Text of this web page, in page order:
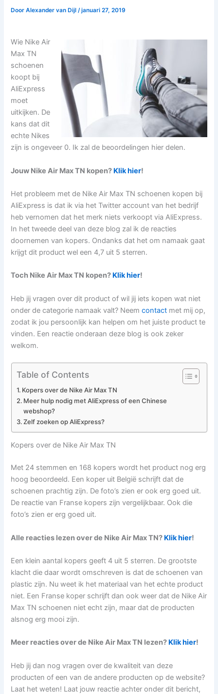
DoorAlexander van Dijl/januari 27, 2019
Wie Nike Air
Max TN
schoenen
koopt bij
AliExpress
moet
uitkijken. De
kans dat dit
echte Nikes
zijn is ongeveer 0. Ik zal de beoordelingen hier delen.
Jouw Nike Air Max TN kopen? Klik hier!
Het probleem met de Nike Air Max TN schoenen kopen bij
AliExpress is dat ik via het Twitter account van het bedrijf
heb vernomen dat het merk niets verkoopt via AliExpress.
In het tweede deel van deze blog zal ik de reacties
doornemen van kopers. Ondanks dat het om namaak gaat
krijgt dit product wel een 4,7 uit 5 sterren.
Toch Nike Air Max TN kopen? Klik hier!
Heb jij vragen over dit product of wil jij iets kopen wat niet
onder de categorie namaak valt? Neemcontact met mij op,
zodat ik jou persoonlijk kan helpen om het juiste product te
vinden. Een reactie onderaan deze blog is ook zeker
welkom.
Table of Contents
Kopers over de Nike Air Max TN
Meer hulp nodig met AliExpress of een Chinese
webshop?
Zelf zoeken op AliExpress?
Kopers over de Nike Air Max TN
Met 24 stemmen en 168 kopers wordt het product nog erg
hoog beoordeeld. Een koper uit België schrijft dat de
schoenen prachtig zijn. De foto’s zien er ook erg goed uit.
De reactie van Franse kopers zijn vergelijkbaar. Ook die
foto’s zien er erg goed uit.
Alle reacties lezen over de Nike Air Max TN? Klik hier!
Een klein aantal kopers geeft 4 uit 5 sterren. De grootste
klacht die daar wordt omschreven is dat de schoenen van
plastic zijn. Nu weet ik het materiaal van het echte product
niet. Een Franse koper schrijft dan ook weer dat de Nike Air
Max TN schoenen niet echt zijn, maar dat de producten
alsnog erg mooi zijn.
Meer reacties over de Nike Air Max TN lezen? Klik hier!
Heb jij dan nog vragen over de kwaliteit van deze
producten of een van de andere producten op de website?
Laat het weten! Laat jouw reactie achter onder dit bericht,